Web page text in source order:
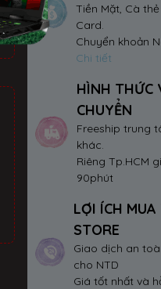
Tiền Mặt, Cà thẻ
Card.
Chuyển khoản
Chi tiết
HÌNH THỨC
CHUYỂN
Freeship trung
khác.
Riêng Tp.HCM
90phút
LỢI ÍCH MUA
STORE
Giao dịch an
cho NTD
Giá tốt nhất và